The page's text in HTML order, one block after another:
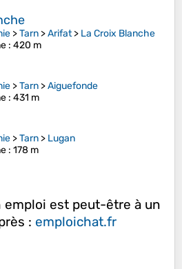
>Tarn >Arifat> La Croix Blanche
: 420 m
>Tarn >Aiguefonde
: 431 m
>Tarn > Lugan
: 178 m
emploi est peut-être à un
: emploichat.fr